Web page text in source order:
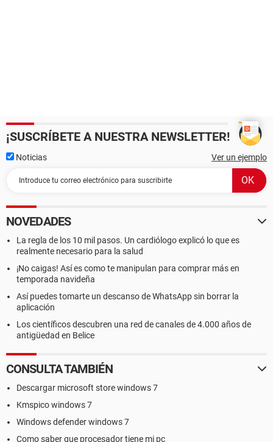
¡SUSCRÍBETE A NUESTRA NEWSLETTER!
Noticias Ver un ejemplo
NOVEDADES
La regla de los 10 mil pasos. Un cardiólogo explicó lo que es
realmente necesario para la salud
¡No caigas! Así es como te manipulan para comprar más en
temporada navideña
Así puedes tomarte un descanso de WhatsApp sin borrar la
aplicación
Los científicos descubren una red de canales de 4.000 años de
antigüedad en Belice
CONSULTA TAMBIÉN
Descargar microsoft store windows 7
Kmspico windows 7
Windows defender windows 7
Como saber que procesador tiene mi pc